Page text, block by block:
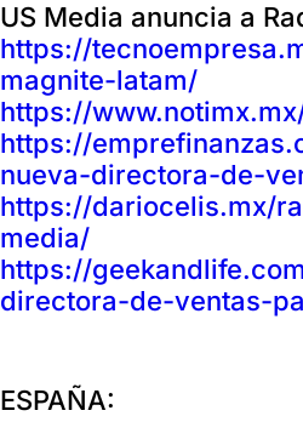
US Media anuncia a
https://
magnite-latam/
https://
https://
nueva-directora-de-
https://dariocelis.mx/
media/
https://
directora-de-ventas-
ESPAÑA: